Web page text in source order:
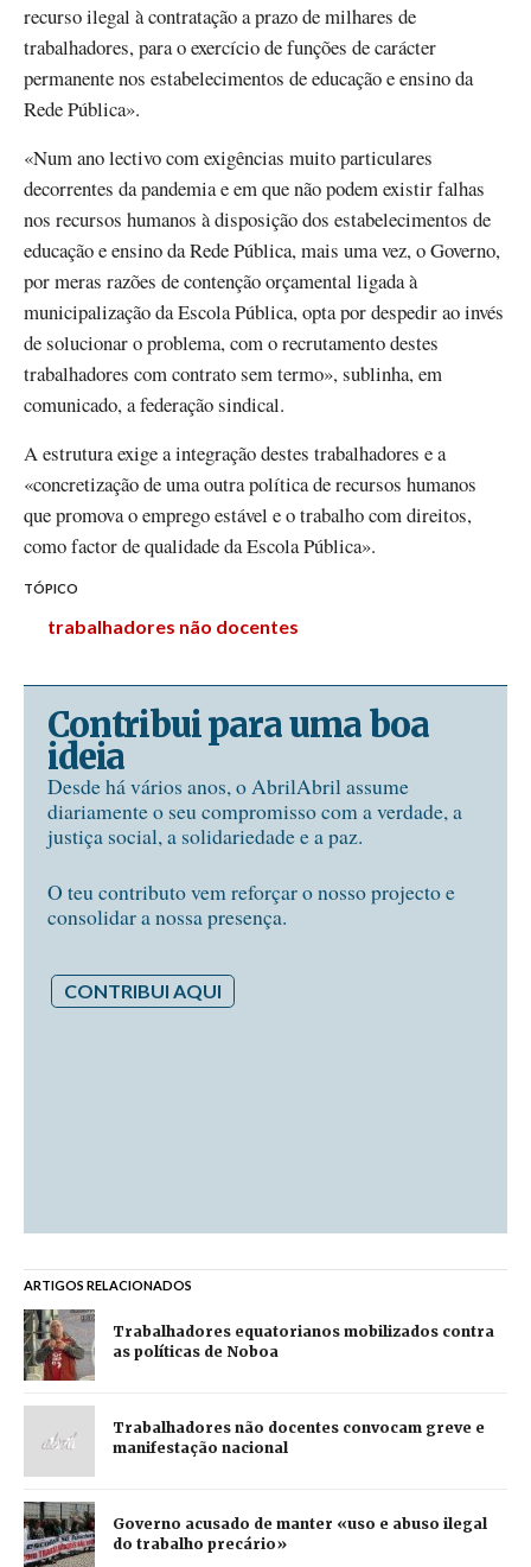
recurso ilegal à contratação a prazo de milhares de
trabalhadores, para o exercício de funções de carácter
permanente nos estabelecimentos de educação e ensino da
Rede Pública».
«Num ano lectivo com exigências muito particulares
decorrentes da pandemia e em que não podem existir falhas
nos recursos humanos à disposição dos estabelecimentos de
educação e ensino da Rede Pública, mais uma vez, o Governo,
por meras razões de contenção orçamental ligada à
municipalização da Escola Pública, opta por despedir ao invés
de solucionar o problema, com o recrutamento destes
trabalhadores com contrato sem termo», sublinha, em
comunicado, a federação sindical.
A estrutura exige a integração destes trabalhadores e a
«concretização de uma outra política de recursos humanos
que promova o emprego estável e o trabalho com direitos,
como factor de qualidade da Escola Pública».
TÓPICO
trabalhadores não docentes
Contribui para uma boa
ideia
Desde há vários anos, o AbrilAbril assume
diariamente o seu compromisso com a verdade, a
justiça social, a solidariedade e a paz.
O teu contributo vem reforçar o nosso projecto e
consolidar a nossa presença.
CONTRIBUI AQUI
ARTIGOS RELACIONADOS
Trabalhadores equatorianos mobilizados contra
as políticas de Noboa
Trabalhadores não docentes convocam greve e
manifestação nacional
Governo acusado de manter «uso e abuso ilegal
do trabalho precário»